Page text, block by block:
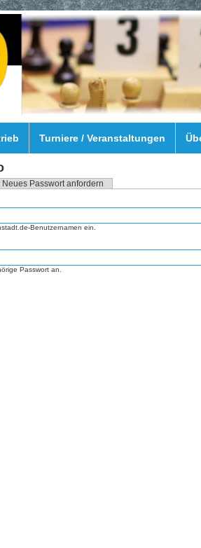
Turniere / Veranstaltungen
Reiter)
Neues Passwort anfordern
Benutzernamen ein.
Passwort an.